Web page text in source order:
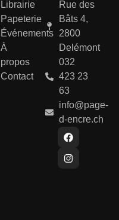
Librairie
Papeterie
Événements
À
propos
Contact
Rue des
Bâts 4,
2800
Delémont
032
423 23
63
info@page-
d-encre.ch